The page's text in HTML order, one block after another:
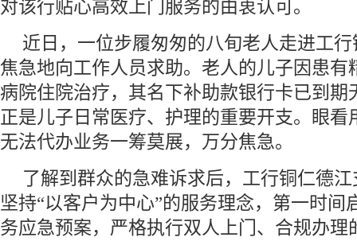
对该行贴心高效上门服务的由衷认可。
近日，一位步履匆匆的八旬老人走进工
焦急地向工作人员求助。老人的儿子因患有
病院住院治疗，其名下补助款银行卡已到期
正是儿子日常医疗、护理的重要开支。眼看
无法代办业务一筹莫展，万分焦急。
了解到群众的急难诉求后，工行铜仁德
坚持“以客户为中心”的服务理念，第一时间
务应急预案，严格执行双人上门、合规办理